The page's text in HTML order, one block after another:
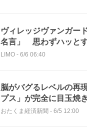
ヴィレッジヴァンガー
名言」 思わずハッと
の私に足りない」
LIMO - 6/6 06:40
脳がバグるレベルの再
プス」が完全に目玉焼
おたくま経済新聞 - 6/5 12:00